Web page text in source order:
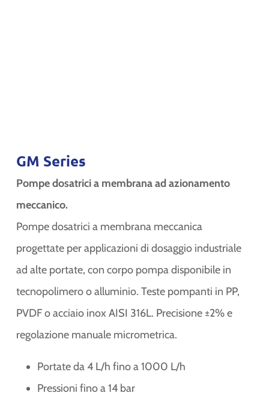
GM Series
Pompe dosatrici a membrana ad azionamento
meccanico.
Pompe dosatrici a membrana meccanica
progettate per applicazioni di dosaggio industriale
ad alte portate, con corpo pompa disponibile in
tecnopolimero o alluminio. Teste pompanti in PP,
PVDF o acciaio inox AISI 316L. Precisione ±2% e
regolazione manuale micrometrica.
Portate da 4 L/h fino a 1000 L/h
Pressioni fino a 14 bar